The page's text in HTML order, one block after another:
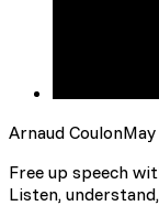
Arnaud Coulon
Free up speech
Listen,